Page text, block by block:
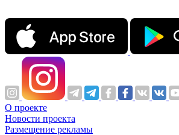
О проекте
Новости проекта
Размещение рекламы